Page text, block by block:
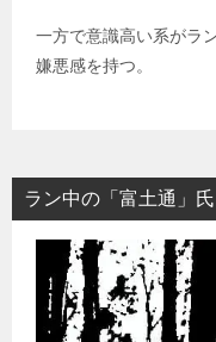
一方で意識高い系がラ
嫌悪感を持つ。
ラン中の「富土通」氏